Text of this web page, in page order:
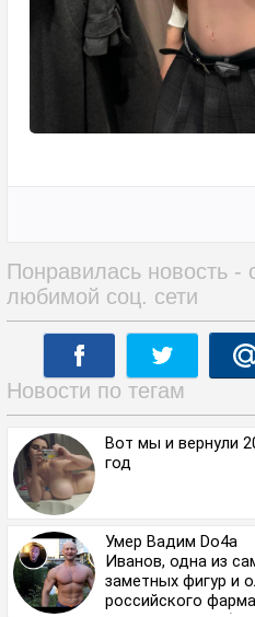
Понравилась новость
любимой соц. сети
Новости по тегам
Вот мы и вернули
год
Умер Вадим Do4a
Иванов, одна из
заметных фигур и
российского фарма